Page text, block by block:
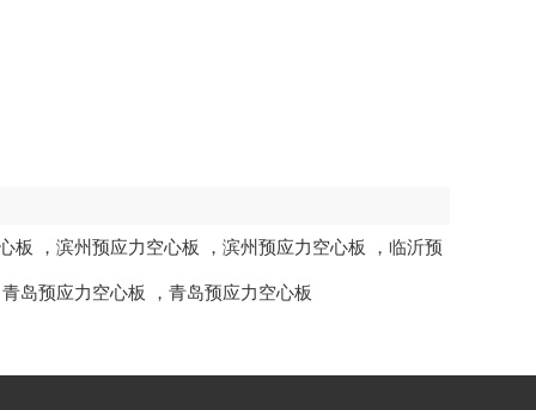
板 ， 滨州预应力空心板 ， 滨州预应力空心板 ， 临沂预
青岛预应力空心板 ， 青岛预应力空心板